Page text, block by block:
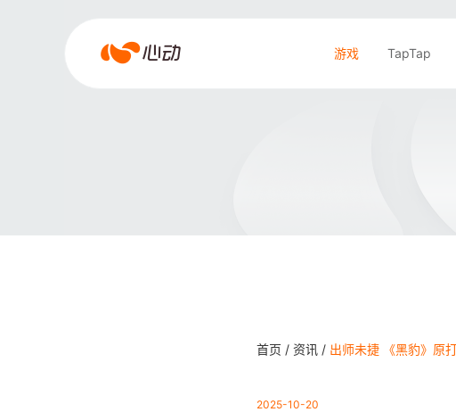
爱
游戏 TapTap
首页 / 资讯 / 出师未捷 《黑豹》原
2025-10-20